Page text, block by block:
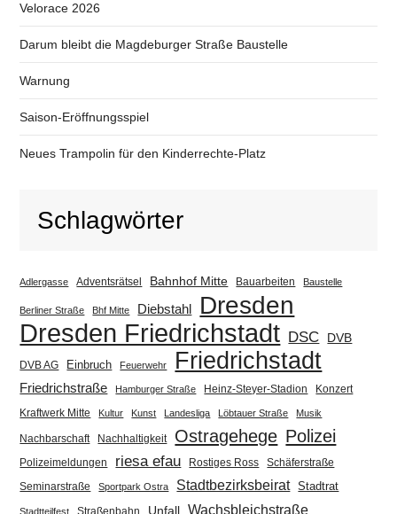
Velorace 2026
Darum bleibt die Magdeburger Straße Baustelle
Warnung
Saison-Eröffnungsspiel
Neues Trampolin für den Kinderrechte-Platz
Schlagwörter
Adlergasse Adventsrätsel Bahnhof Mitte Bauarbeiten Baustelle
Berliner Straße Bhf Mitte Diebstahl Dresden
Dresden Friedrichstadt DSC DVB
DVB AG Einbruch Feuerwehr Friedrichstadt
Friedrichstraße Hamburger Straße Heinz-Steyer-Stadion
Konzert
Kraftwerk Mitte
Kultur Kunst Landesliga Löbtauer Straße Musik
Nachbarschaft Nachhaltigkeit Ostragehege Polizei
Polizeimeldungen riesa efau Rostiges Ross Schäferstraße
Seminarstraße Sportpark Ostra Stadtbezirksbeirat Stadtrat
Stadtteilfest Unfall Wachsbleichstraße